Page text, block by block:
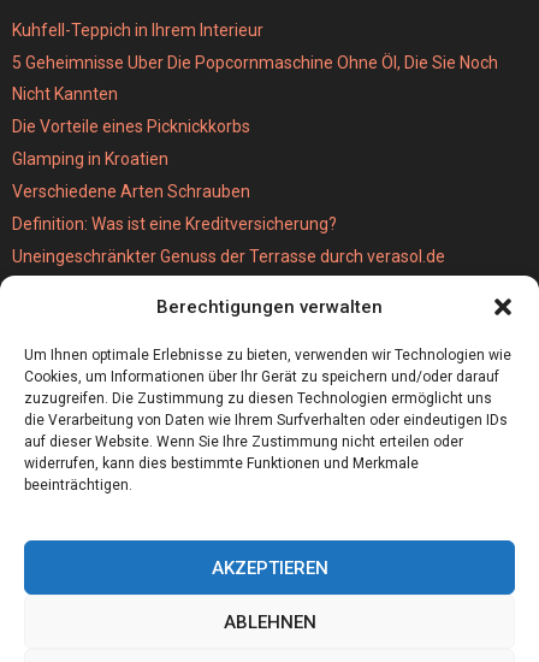
Berechtigungen verwalten
Um Ihnen optimale Erlebnisse zu bieten, verwenden wir Technologien wie
Cookies, um Informationen über Ihr Gerät zu speichern und/oder darauf
zuzugreifen. Die Zustimmung zu diesen Technologien ermöglicht uns
die Verarbeitung von Daten wie Ihrem Surfverhalten oder eindeutigen IDs
auf dieser Website. Wenn Sie Ihre Zustimmung nicht erteilen oder
widerrufen, kann dies bestimmte Funktionen und Merkmale
beeinträchtigen.
AKZEPTIEREN
ABLEHNEN
Kuhfell-Teppich in Ihrem Interieur
5 Geheimnisse Uber Die Popcornmaschine Ohne Öl, Die Sie Noch
Nicht Kannten
Die Vorteile eines Picknickkorbs
Glamping in Kroatien
Verschiedene Arten Schrauben
Definition: Was ist eine Kreditversicherung?
Uneingeschränkter Genuss der Terrasse durch verasol.de
Wie schwer ist eigentlich eine MPU?
Hochzeitslocation München